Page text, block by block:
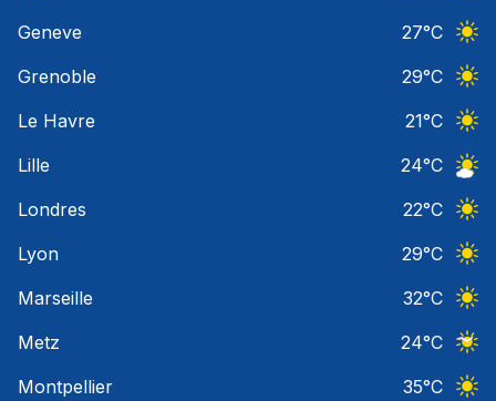
Geneve
27°C
Grenoble
29°C
Le Havre
21°C
Lille
24°C
Londres
22°C
Lyon
29°C
Marseille
32°C
Metz
24°C
Montpellier
35°C